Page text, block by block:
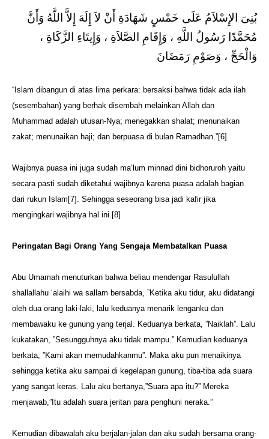
بُنِىَ الإِسْلاَمُ عَلَى خَمْسٍ شَهَادَةِ أَنْ لاَ إِلَهَ إِلاَّ اللَّهُ وَأَنَّ
مُحَمَّدًا رَسُولُ اللَّهِ ، وَإِقَامِ الصَّلاَةِ ، وَإِيتَاءِ الزَّكَاةِ ،
وَالْحَجِّ ، وَصَوْمِ رَمَضَانَ
“Islam dibangun di atas lima perkara: bersaksi bahwa tidak ada ilah
(sesembahan) yang berhak disembah melainkan Allah dan
Muhammad adalah utusan-Nya; menegakkan shalat; menunaikan
zakat; menunaikan haji; dan berpuasa di bulan Ramadhan.”[6]
Wajibnya puasa ini juga sudah ma’lum minnad dini bidhoruroh yaitu
secara pasti sudah diketahui wajibnya karena puasa adalah bagian
dari rukun Islam[7]. Sehingga seseorang bisa jadi kafir jika
mengingkari wajibnya hal ini.[8]
Peringatan Bagi Orang Yang Sengaja Membatalkan Puasa
Abu Umamah menuturkan bahwa beliau mendengar Rasulullah
shallallahu ‘alaihi wa sallam bersabda, ”Ketika aku tidur, aku didatangi
oleh dua orang laki-laki, lalu keduanya menarik lenganku dan
membawaku ke gunung yang terjal. Keduanya berkata, ”Naiklah”. Lalu
kukatakan, ”Sesungguhnya aku tidak mampu.” Kemudian keduanya
berkata, ”Kami akan memudahkanmu”. Maka aku pun menaikinya
sehingga ketika aku sampai di kegelapan gunung, tiba-tiba ada suara
yang sangat keras. Lalu aku bertanya,”Suara apa itu?” Mereka
menjawab,”Itu adalah suara jeritan para penghuni neraka.”
Kemudian dibawalah aku berjalan-jalan dan aku sudah bersama orang-